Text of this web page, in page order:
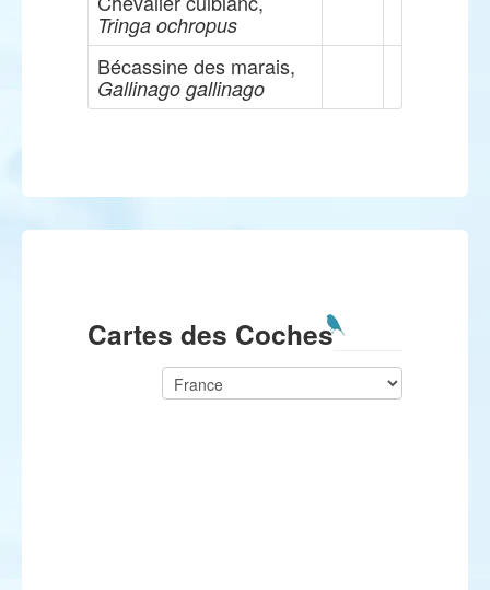
Tringa ochropus
Bécassine des marais,
Gallinago gallinago
Cartes des Coches